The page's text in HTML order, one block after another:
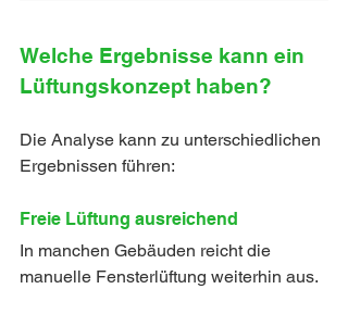
Welche Ergebnisse kann ein
Lüftungskonzept haben?
Die Analyse kann zu unterschiedlichen
Ergebnissen führen:
Freie Lüftung ausreichend
In manchen Gebäuden reicht die
manuelle Fensterlüftung weiterhin aus.